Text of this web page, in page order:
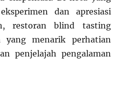
dan apresiasi
restoran blind tasting
yang menarik perhatian
penjelajah pengalaman